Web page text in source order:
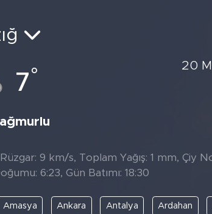
7°
20
9 km/s, Toplam Yağış: 1 mm, Çiy
6:23, Gün Batımı: 18:30
Amasya Ankara Antalya Ardahan